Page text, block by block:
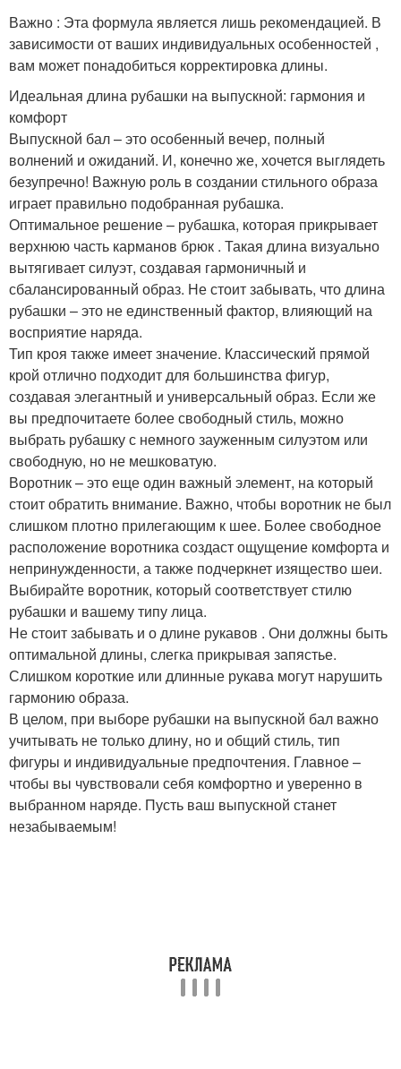
Важно : Эта формула является лишь рекомендацией. В
зависимости от ваших индивидуальных особенностей ,
вам может понадобиться корректировка длины.
Идеальная длина рубашки на выпускной: гармония и
комфорт
Выпускной бал – это особенный вечер, полный
волнений и ожиданий. И, конечно же, хочется выглядеть
безупречно! Важную роль в создании стильного образа
играет правильно подобранная рубашка.
Оптимальное решение – рубашка, которая прикрывает
верхнюю часть карманов брюк . Такая длина визуально
вытягивает силуэт, создавая гармоничный и
сбалансированный образ. Не стоит забывать, что длина
рубашки – это не единственный фактор, влияющий на
восприятие наряда.
Тип кроя также имеет значение. Классический прямой
крой отлично подходит для большинства фигур,
создавая элегантный и универсальный образ. Если же
вы предпочитаете более свободный стиль, можно
выбрать рубашку с немного зауженным силуэтом или
свободную, но не мешковатую.
Воротник – это еще один важный элемент, на который
стоит обратить внимание. Важно, чтобы воротник не был
слишком плотно прилегающим к шее. Более свободное
расположение воротника создаст ощущение комфорта и
непринужденности, а также подчеркнет изящество шеи.
Выбирайте воротник, который соответствует стилю
рубашки и вашему типу лица.
Не стоит забывать и о длине рукавов . Они должны быть
оптимальной длины, слегка прикрывая запястье.
Слишком короткие или длинные рукава могут нарушить
гармонию образа.
В целом, при выборе рубашки на выпускной бал важно
учитывать не только длину, но и общий стиль, тип
фигуры и индивидуальные предпочтения. Главное –
чтобы вы чувствовали себя комфортно и уверенно в
выбранном наряде. Пусть ваш выпускной станет
незабываемым!